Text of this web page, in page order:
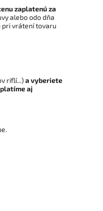
zaplatenú za
alebo odo dňa
pri vrátení tovaru
riflí...)a vyberiete
aj